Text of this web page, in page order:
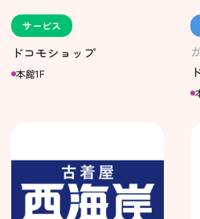
サービス
ドコモショップ
本館1F